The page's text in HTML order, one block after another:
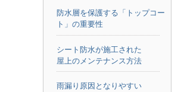
防水層を保護する「トップコー
ト」の重要性
シート防水が施工された
屋上のメンテナンス方法
雨漏り原因となりやすい